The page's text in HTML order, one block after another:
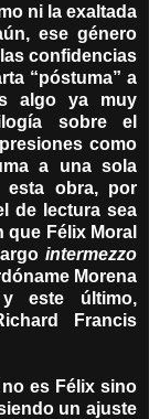
ni la exaltada
ese género
confidencias
“póstuma” a
algo ya muy
sobre el
como
a una sola
esta obra, por
de lectura sea
Félix Moral
intermezzo
Morena
este último,
Francis
es Félix sino
un ajuste